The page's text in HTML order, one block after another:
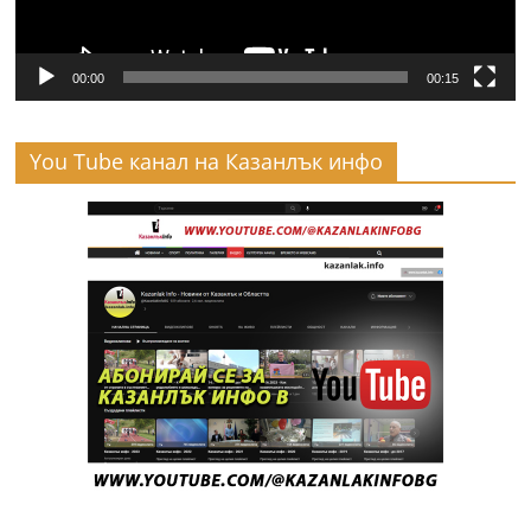
00:00 00:15
You Tube канал на Казанлък инфо